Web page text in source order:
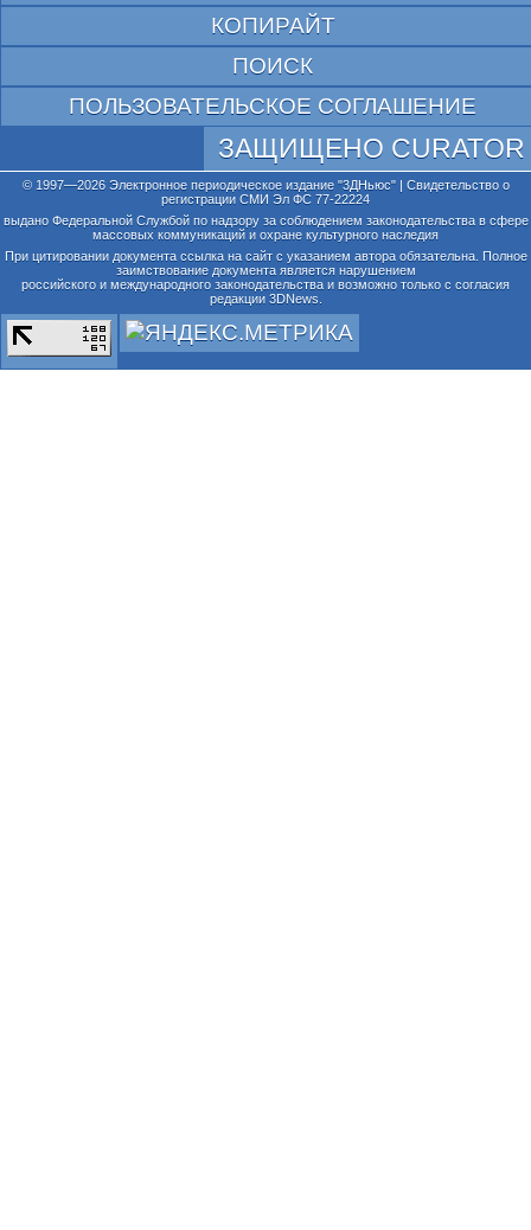
КОПИРАЙТ
ПОИСК
ПОЛЬЗОВАТЕЛЬСКОЕ СОГЛАШЕНИЕ
ЗАЩИЩЕНО CURATOR
© 1997—2026 Электронное периодическое издание "3ДНьюс" | Свидетельство о
регистрации СМИ Эл ФС 77-22224
выдано Федеральной Службой по надзору за соблюдением законодательства в сфере
массовых коммуникаций и охране культурного наследия
При цитировании документа ссылка на сайт с указанием автора обязательна. Полное
заимствование документа является нарушением
российского и международного законодательства и возможно только с согласия
редакции 3DNews.